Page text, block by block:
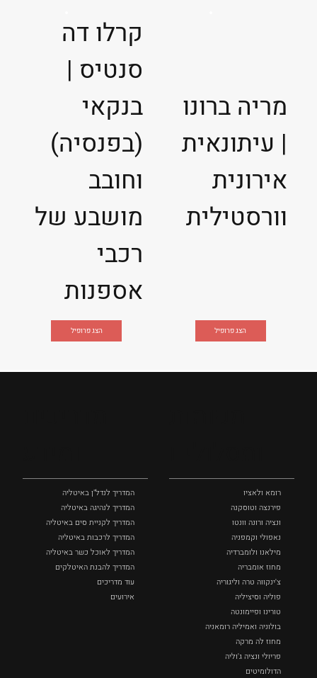
קרלו דה
סנטיס |
בנקאי
(בפנסיה)
וחובב
מושבע של
רכבי
אספנות
הצג פרופיל
מריה ברונו
| עיתונאית
אירונית
וורסטילית
הצג פרופיל
רומא ולאציו
פירנצה וטוסקנה ‏
ונציה ורונה וונטו
נאפולי‏ וקמפניה
מילאנו ולומברדיה
מחוז אומבריה
צ'ינקווה טרה וליגוריה
פוליה וסיציליה ‏
טורינו ופיימונטה
בולוניה ואמיליה רומאניה
מחוז לה מרקה
פריולי ונציה ג'וליה
הדולומיטים
המדריך לנדל"ן באיטליה
המדריך לנהיגה באיטליה
המדריך לקניית סים באיטליה
המדריך לרכבות באיטליה
המדריך לאוכל כשר באיטליה
המדריך להבנת האיטלקים
עוד מדריכים
אירועים